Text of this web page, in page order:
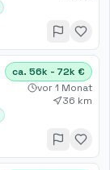
ca. 56k - 72k €
vor 1 Monat
36 km